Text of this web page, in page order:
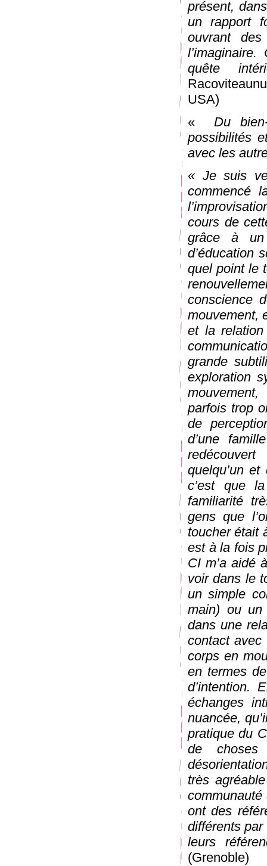
présent,
un rapport
ouvrant
quête
USA)
«
Du
possibilités
avec les
« Je suis
commencé
cours de
grâce à un
d’éducation
quel point le
conscience
mouvement,
et la
grande
exploration
parfois trop
de
d’une
quelqu’un
c’est que
familiarité
gens que
toucher était
est à la fois
CI m’a aidé
voir dans le
un simple
main) ou un
dans une
contact avec
corps en
en termes
d’intention.
échanges
nuancée,
pratique du
de
très
ont des
différents
leurs
(Grenoble)